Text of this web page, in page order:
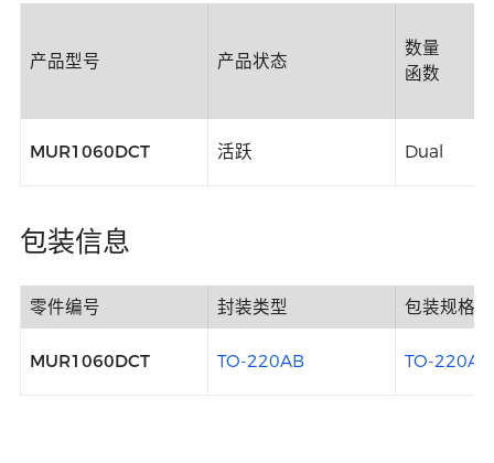
产品型号 产品状态
数量
函数
MUR1060DCT 活跃 Dual
包装信息
零件编号 封装类型 包装规格
MUR1060DCT TO-220AB TO-220AB